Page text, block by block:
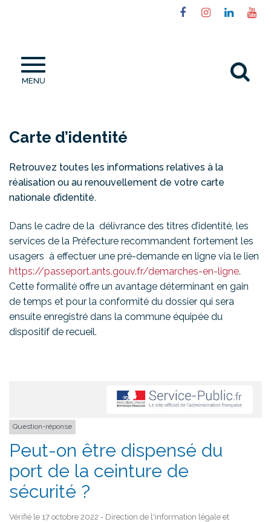
Lien
Facebook
Lien
Instagram
Lien
MENU
Carte d’identité
Retrouvez toutes les informations relatives à la
réalisation ou au renouvellement de votre carte
nationale d’identité.
Dans le cadre de la délivrance des titres d’identité, les
services de la Préfecture recommandent fortement les
usagers à effectuer une pré-demande en ligne via le lien
https://passeport.ants.gouv.fr/demarches-en-ligne.
Cette formalité offre un avantage déterminant en gain
de temps et pour la conformité du dossier qui sera
ensuite enregistré dans la commune équipée du
dispositif de recueil.
Question-réponse
Peut-on être dispensé du
port de la ceinture de
sécurité ?
Vérifié le 17 octobre 2022 - Direction de l'information légale et